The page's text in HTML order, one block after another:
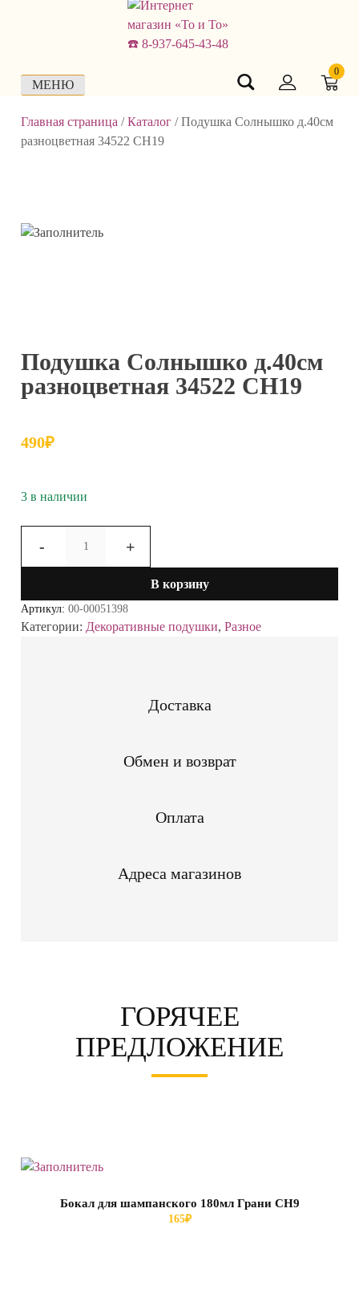
МЕНЮ
0
Главная страница /Каталог /Подушка Солнышко д.40см
разноцветная 34522 СН19
Подушка Солнышко д.40см
разноцветная 34522 СН19
490₽
3 в наличии
-
товара
Подушка
д.40см
34522
+
В корзину
Артикул:00-00051398
Категории: Декоративные подушки,Разное
Доставка
Обмен и возврат
Оплата
Адреса магазинов
ГОРЯЧЕЕ
ПРЕДЛОЖЕНИЕ
Бокал для шампанского 180мл Грани СН9
165₽